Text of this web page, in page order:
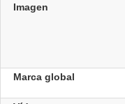
Imagen
Marca global